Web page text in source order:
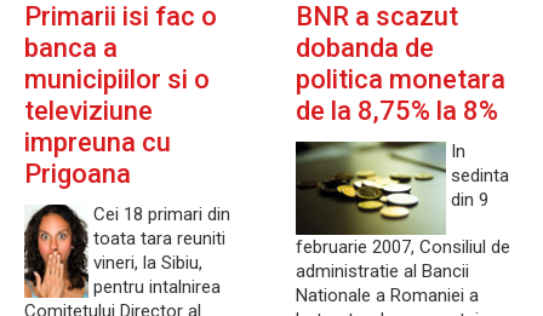
Primarii isi fac o
banca a
municipiilor si o
televiziune
impreuna cu
Prigoana
Cei 18 primari din
toata tara reuniti
vineri, la Sibiu,
pentru intalnirea
Comitetului Director al
BNR a scazut
dobanda de
politica monetara
de la 8,75% la 8%
In
sedinta
din 9
februarie 2007, Consiliul de
administratie al Bancii
Nationale a Romaniei a